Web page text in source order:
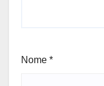
Nome *